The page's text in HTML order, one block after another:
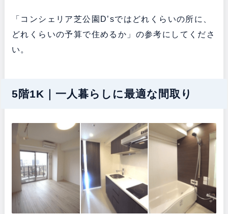
「コンシェリア芝公園D’sではどれくらいの所に、
どれくらいの予算で住めるか」の参考にしてくださ
い。
5階1K｜一人暮らしに最適な間取り